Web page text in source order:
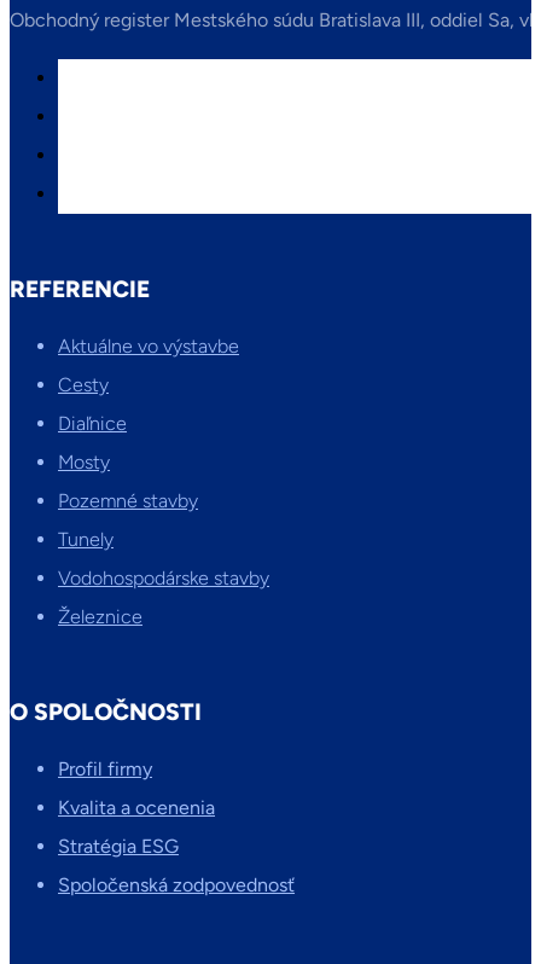
Obchodný register Mestského súdu Bratislava III, oddiel Sa,
REFERENCIE
Aktuálne vo výstavbe
Cesty
Diaľnice
Mosty
Pozemné stavby
Tunely
Vodohospodárske stavby
Železnice
O SPOLOČNOSTI
Profil firmy
Kvalita a ocenenia
Stratégia ESG
Spoločenská zodpovednosť